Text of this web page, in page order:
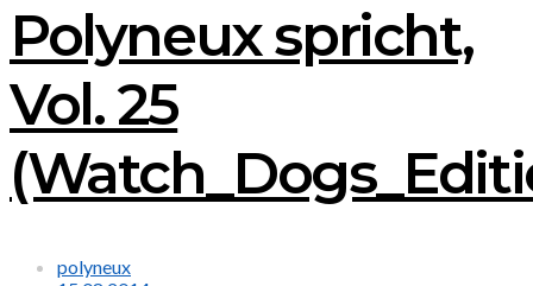
Polyneux spricht,
Vol. 25
polyneux